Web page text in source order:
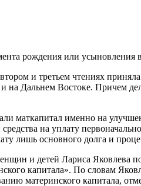
рождения или
и третьем чтениях
на Дальнем Востоке. Причем
маткапитал именно на
средства на уплату
лишь основного долга и
и детей Лариса Яковлева
капитала». По словам
материнского капитала,